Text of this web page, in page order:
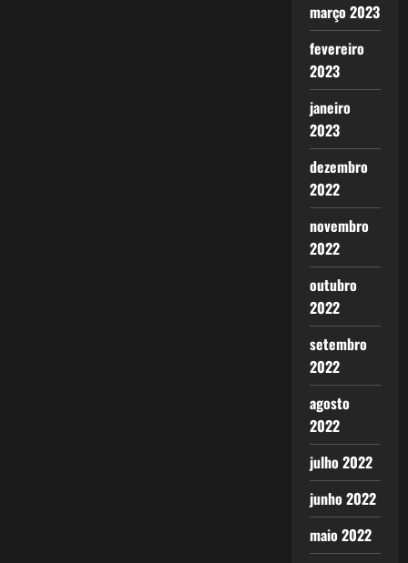
março 2023
fevereiro
2023
janeiro
2023
dezembro
2022
novembro
2022
outubro
2022
setembro
2022
agosto
2022
julho 2022
junho 2022
maio 2022